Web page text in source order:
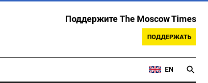
Поддержите The Moscow Times
ПОДДЕРЖАТЬ
EN